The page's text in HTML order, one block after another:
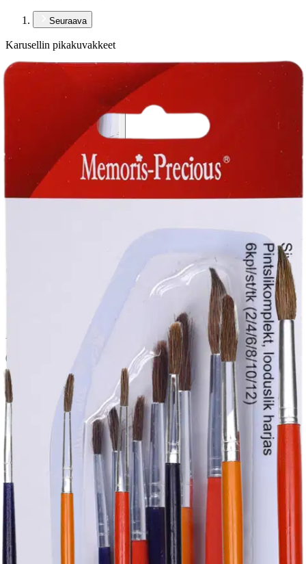
Seuraava
Karusellin pikakuvakkeet
Siveltimet 6 kpl
Asiakasomistajahinta
0,66 €/kpl
Hinta ilman S-Etukorttia:
3,95 €
Verkkokaupan hinta
Valitse toimitustapa
Nouto myymälästä
Ilmainen
Siirry valitsemaan myymälä
Toimitus
Kotiin tai noutopisteeseen
Ilmainen toimitus yli 100 €:n tilauksille
Postin pakettiautomaattiin tai